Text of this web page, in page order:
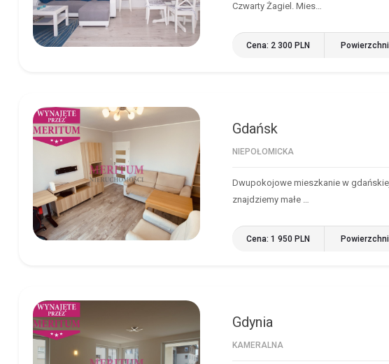
Czwarty Żagiel. Mies…
Cena: 2 300 PLN
GDAŃSK Gdańsk
NIEPOŁOMICKA
Dwupokojowe mieszkanie w
znajdziemy małe …
Cena: 1 950 PLN
GDYNIA Gdynia
KAMERALNA